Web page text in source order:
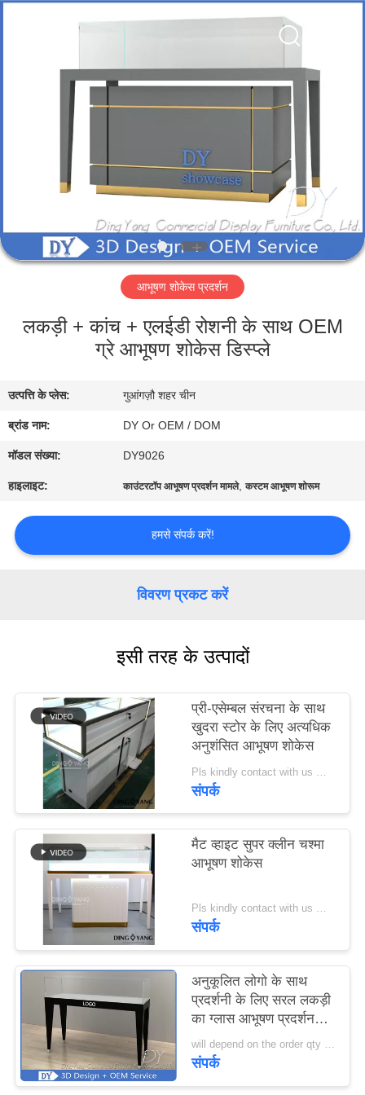
हमारे
बारे
दौरा
गुणवत्ता
नियंत्रण
उद्धरण
मांगें
साइटमैप
PRIVACY
POLICY
Yang
आभूषण शोकेस प्रदर्शन
लकड़ी + कांच + एलईडी रोशनी के साथ OEM
ग्रे आभूषण शोकेस डिस्प्ले
उत्पत्ति के प्लेस: गुआंगज़ौ शहर चीन
ब्रांड नाम: DY Or OEM / DOM
मॉडल संख्या: DY9026
हाइलाइट: काउंटरटॉप आभूषण प्रदर्शन मामले,कस्टम आभूषण शोरूम
हमसे संपर्क करें!
विवरण प्रकट करें
इसी तरह के उत्पादों
प्री-एसेम्बल संरचना के साथ
खुदरा स्टोर के लिए अत्यधिक
अनुशंसित आभूषण शोकेस
Pls kindly contact with us MOQ:1 दुकान या 5 सेट/आभूषण दुकान फर्नीचर
संपर्क
मैट व्हाइट सुपर क्लीन चश्मा
आभूषण शोकेस
Pls kindly contact with us MOQ:1 दुकान या 5 सेट/आभूषण दुकान फर्नीचर
संपर्क
अनुकूलित लोगो के साथ
प्रदर्शनी के लिए सरल लकड़ी
का ग्लास आभूषण प्रदर्शन
काउंटर
will depend on the order qty MOQ:10 पीसी / आभूषण प्रदर्शन काउंटर
संपर्क